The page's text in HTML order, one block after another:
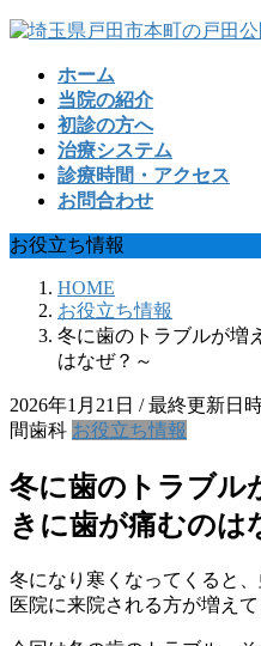
コ
ッ
プ
ナ
移
動
ホーム
当院の紹介
初診の方へ
治療システム
診療時間・アクセス
お問合わせ
お役立ち情報
HOME
お役立ち情報
冬に歯のトラブルが増
はなぜ？～
2026年1月21日 / 最終更新日
間歯科 お役立ち情報
冬に歯のトラブル
きに歯が痛むのは
冬になり寒くなってくると
医院に来院される方が増えて